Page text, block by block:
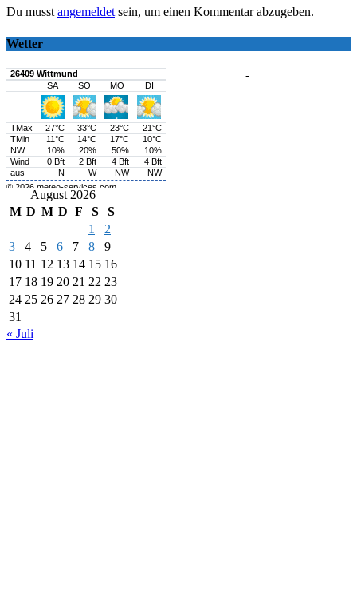
Du musst angemeldet sein, um einen Kommentar abzugeben.
Wetter
-
August 2026
M D M D F S
S
1
2
3
4 5 6 7 8
9
10 11 12 13 14 15 16
17 18 19 20 21 22 23
24 25 26 27 28 29 30
31
« Juli